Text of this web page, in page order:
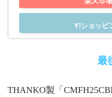
Y!ショッピ
最
THANKO製「